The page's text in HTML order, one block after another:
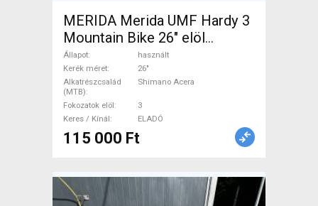
MERIDA Merida UMF Hardy 3
Mountain Bike 26" elöl
teleszkópos Shimano Acera
használt ELADÓ
Állapot
használt
Kerék méret
26"
Alkatrészcsalád
(MTB)
Shimano Acera
Fokozatok elöl
3
Keres / Kínál
ELADÓ
115 000 Ft